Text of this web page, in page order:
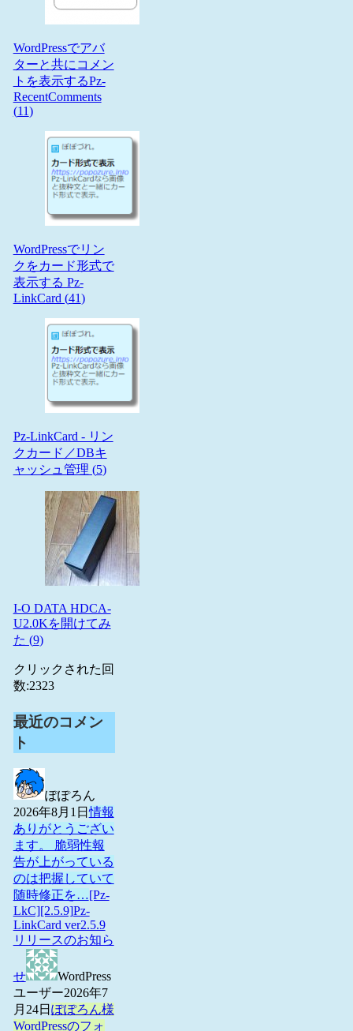
WordPressでアバ
ターと共にコメン
トを表示するPz-
RecentComments
(11)
WordPressでリン
クをカード形式で
表示する Pz-
LinkCard (41)
Pz-LinkCard - リン
クカード／DBキ
ャッシュ管理 (5)
I-O DATA HDCA-
U2.0Kを開けてみ
た (9)
クリックされた回
数:2323
最近のコメン
ト
ぽぽろん
2026年8月1日情報
ありがとうござい
ます。 脆弱性報
告が上がっている
のは把握していて
随時修正を…[Pz-
LkC][2.5.9]Pz-
LinkCard ver2.5.9
リリースのお知ら
せ
WordPress
ユーザー2026年7
月24日 ぽぽろん様
WordPressのフォ